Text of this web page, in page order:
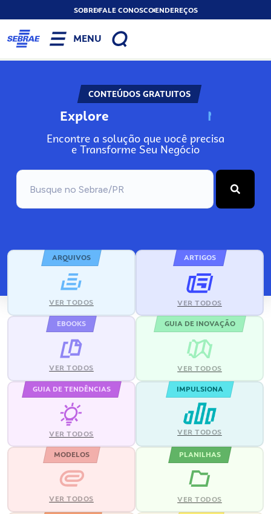
SOBREFALE CONOSCOENDEREÇOS
MENU
CONTEÚDOS GRATUITOS
Explore N
Encontre a solução que você precisa
e Transforme Seu Negócio
ARQUIVOS
VER TODOS
ARTIGOS
VER TODOS
EBOOKS
VER TODOS
GUIA DE INOVAÇÃO
VER TODOS
GUIA DE TENDÊNCIAS
VER TODOS
IMPULSIONA
VER TODOS
MODELOS
VER TODOS
PLANILHAS
VER TODOS